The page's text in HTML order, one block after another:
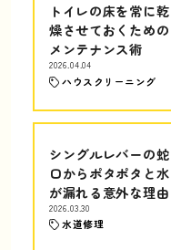
トイレの床を常に乾
燥させておくための
メンテナンス術
2026.04.04
ハウスクリーニング
シングルレバーの蛇
口からポタポタと水
が漏れる意外な理由
2026.03.30
水道修理